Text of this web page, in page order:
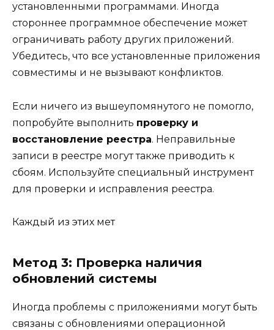
установленными программами. Иногда
стороннее программное обеспечение может
ограничивать работу других приложений.
Убедитесь, что все установленные приложения
совместимы и не вызывают конфликтов.
Если ничего из вышеупомянутого не помогло,
попробуйте выполнить проверку и
восстановление реестра. Неправильные
записи в реестре могут также приводить к
сбоям. Используйте специальный инструмент
для проверки и исправления реестра.
Каждый из этих мет
Метод 3: Проверка наличия
обновлений системы
Иногда проблемы с приложениями могут быть
связаны с обновлениями операционной